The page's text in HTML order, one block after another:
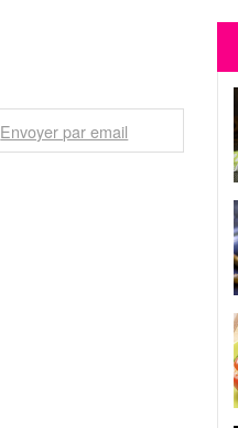
Envoyer par email